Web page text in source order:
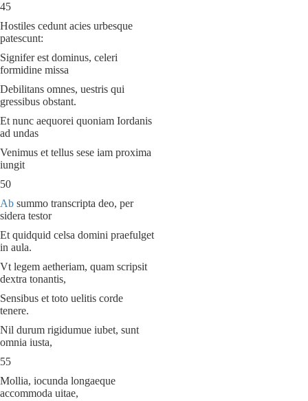
45
Hostiles cedunt acies urbesque
patescunt:
Signifer est dominus, celeri
formidine missa
Debilitans omnes, uestris qui
gressibus obstant.
Et nunc aequorei quoniam Iordanis
ad undas
Venimus et tellus sese iam proxima
iungit
50
Ab summo transcripta deo, per
sidera testor
Et quidquid celsa domini praefulget
in aula.
Vt legem aetheriam, quam scripsit
dextra tonantis,
Sensibus et toto uelitis corde
tenere.
Nil durum rigidumue iubet, sunt
omnia iusta,
55
Mollia, iocunda longaeque
accommoda uitae,